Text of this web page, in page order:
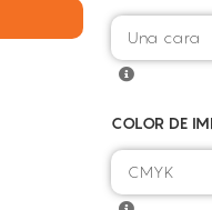
COLOR DE